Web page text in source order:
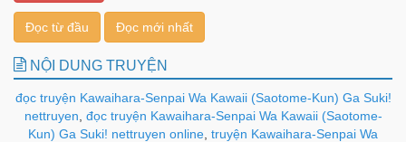
Đọc từ đầu Đọc mới nhất
NỘI DUNG TRUYỆN
đọc truyện Kawaihara-Senpai Wa Kawaii (Saotome-Kun) Ga Suki!
nettruyen đọc truyện Kawaihara-Senpai Wa Kawaii (Saotome-
Kun) Ga Suki! nettruyen online truyện Kawaihara-Senpai Wa